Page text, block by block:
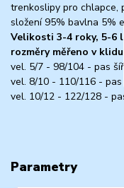
trenkoslipy pro chlapce,
složení 95% bavlna 5%
Velikosti 3-4 roky, 5-6
rozměry měřeno v
vel. 5/7 - 98/104 - pas
vel. 8/10 - 110/116 -
vel. 10/12 - 122/128 -
Parametry